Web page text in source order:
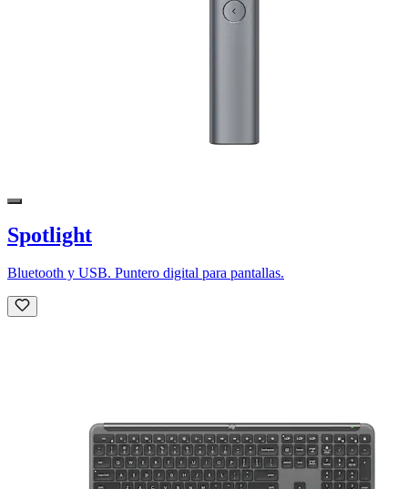
Spotlight
Bluetooth y USB. Puntero digital para pantallas.